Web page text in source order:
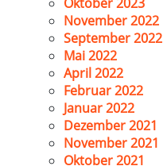
November 2022
September 2022
Mai 2022
April 2022
Februar 2022
Januar 2022
Dezember 2021
November 2021
Oktober 2021